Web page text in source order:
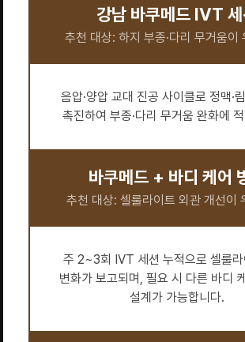
강남 바쿠메드 IVT 세
추천 대상: 하지 부종·다리 무거움이
음압·양압 교대 진공 사이클로 정맥·
촉진하여 부종·다리 무거움 완화에
바쿠메드 + 바디 케어
추천 대상: 셀룰라이트 외관 개선이
주 2~3회 IVT 세션 누적으로 셀룰
변화가 보고되며, 필요 시 다른 바디
설계가 가능합니다.